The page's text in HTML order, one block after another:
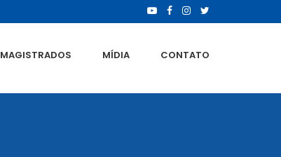
MAGISTRADOS MÍDIA CONTATO